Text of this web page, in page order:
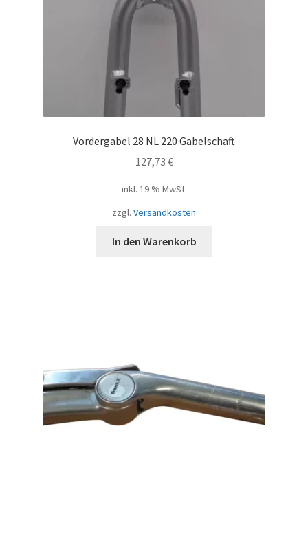
Vordergabel 28 NL 220 Gabelschaft
127,73 €
inkl. 19 % MwSt.
zzgl. Versandkosten
In den Warenkorb